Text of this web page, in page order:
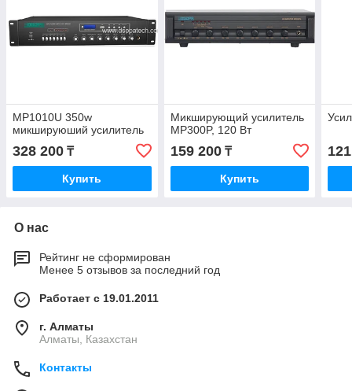
MP1010U 350w
микшируюший усилитель
328 200 ₸
Купить
Микширующий усилитель
MP300P, 120 Вт
159 200₸
Купить
О нас
Рейтинг не сформирован
Менее 5 отзывов за последний год
Работает с 19.01.2011
г. Алматы
Алматы, Казахстан
Контакты